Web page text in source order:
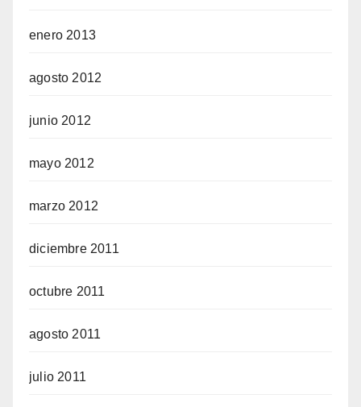
enero 2013
agosto 2012
junio 2012
mayo 2012
marzo 2012
diciembre 2011
octubre 2011
agosto 2011
julio 2011